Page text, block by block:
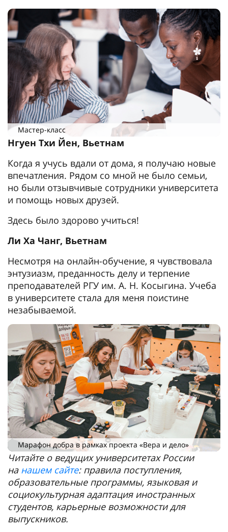
Мастер-класс
Нгуен Тхи Йен, Вьетнам
Когда я учусь вдали от дома, я получаю новые
впечатления. Рядом со мной не было семьи,
но были отзывчивые сотрудники университета
и помощь новых друзей.
Здесь было здорово учиться!
Ли Ха Чанг, Вьетнам
Несмотря на онлайн-обучение, я чувствовала
энтузиазм, преданность делу и терпение
преподавателей РГУ им. А. Н. Косыгина. Учеба
в университете стала для меня поистине
незабываемой.
Марафон добра в рамках проекта «Вера и дело»
Читайте о ведущих университетах России
на нашем сайте: правила поступления,
образовательные программы, языковая и
социокультурная адаптация иностранных
студентов, карьерные возможности для
выпускников.